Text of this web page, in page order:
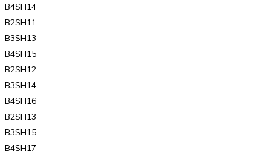
B4SH14
B2SH11
B3SH13
B4SH15
B2SH12
B3SH14
B4SH16
B2SH13
B3SH15
B4SH17